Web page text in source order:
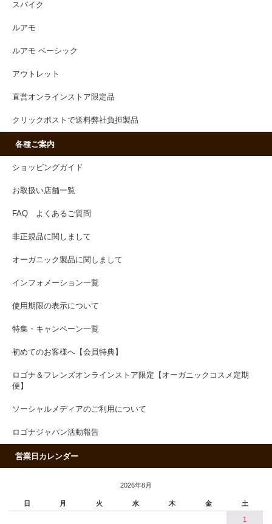
スパイク
ルアモ
ルアモ ベーシック
アウトレット
直営オンラインストア限定品
クリックポストで送料弊社負担製品
各種ご案内
ショッピングガイド
お取扱い店舗一覧
FAQ よくあるご質問
非正規品に関しまして
オーガニック製品に関しまして
インフォメーション一覧
使用期限の表示について
特集・キャンペーン一覧
初めてのお客様へ【会員特典】
ロゴナ＆フレンズオンラインストア限定【オーガニックコスメ定期
便】
ソーシャルメディアのご利用について
ロゴナジャパン活動報告
営業日カレンダー
2026年8月
日 月 火 水 木 金 土
1